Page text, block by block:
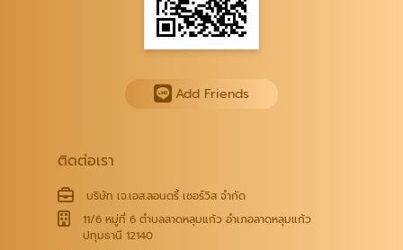
Add Friends
ติดต่อเรา
บริษัท เจ.เอส.ลอนดรี้ เซอร์วิส จำกัด
11/6 หมู่ที่ 6 ตำบลลาดหลุมแก้ว อำเภอลาดหลุมแก้ว
ปทุมธานี 12140